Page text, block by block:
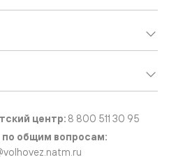
центр: 8 800 511 30 95
по общим вопросам: